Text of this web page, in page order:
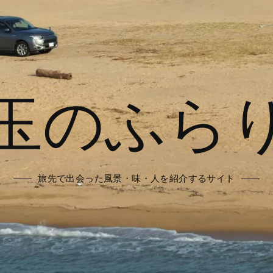
のふら
旅先で出会った風景・味・人を紹介するサイト